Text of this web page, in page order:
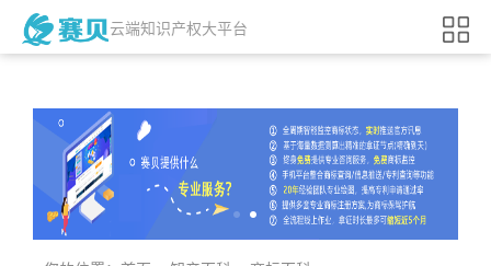
云端知识产权大平台